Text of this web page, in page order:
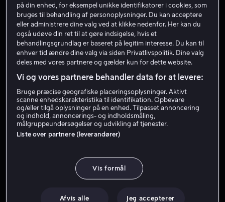
Jackson Rathbone
Skuespiller Gæst
Lej 49 kr
på din enhed, for eksempel unikke identifikatorer i cookies, som
bruges til behandling af personoplysninger. Du kan acceptere
eller administrere dine valg ved at klikke nedenfor. Her kan du
også udøve din ret til at gøre indsigelse, hvis et
behandlingsgrundlag er baseret på legitim interesse. Du kan til
enhver tid ændre dine valg via siden Privatlivspolitik. Dine valg
deles med vores partnere og gælder kun for dette website.
Vi og vores partnere behandler data for at levere:
Bruge præcise geografiske placeringsoplysninger. Aktivt
scanne enhedskarakteristika til identifikation. Opbevare
og/eller tilgå oplysninger på en enhed. Tilpasset annoncering
og indhold, annoncerings- og indholdsmåling,
målgruppeundersøgelser og udvikling af tjenester.
Liste over partnere (leverandører)
Vis formål
Afvis alle Jeg accepterer